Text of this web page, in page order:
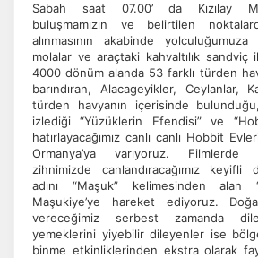
Çerez tercihlerinizi
Daha fazla bilgi içinKVKK bilgilendirmemizi
gizlilik koşullarını inceleyebilirsiniz.
Zorunlu Çerezler HER ZAMAN AKTIF
Oturum yönetimi, güvenlik ve temel
gereklidir. Bu çerezler olmadan site
devre dışı bırakılamaz.
Sabah saat 07.00’ da Kızılay
buluşmamızın ve belirtilen
alınmasının akabinde
molalar ve araçtaki kahvaltılık sandviç
4000 dönüm alanda 53 farklı türden
barındıran, Alacageyikler, Ceylanlar,
türden havyanın içerisinde
izlediği “Yüzüklerin Efendisi” ve
hatırlayacağımız canlı canlı Hobbit
Ormanya’ya varıyoruz.
zihnimizde canlandıracağımız keyifli
adını “Maşuk” kelimesinden alan
Maşukiye’ye hareket ediyoruz.
vereceğimiz serbest zamanda
yemeklerini yiyebilir dileyenler ise
binme etkinliklerinden ekstra olarak